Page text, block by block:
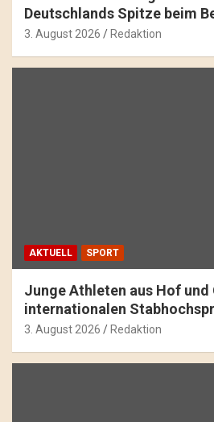
Deutschlands Spitze beim
3. August 2026 Redaktion
AKTUELL SPORT
Junge Athleten aus Hof und
internationalen
3. August 2026 Redaktion